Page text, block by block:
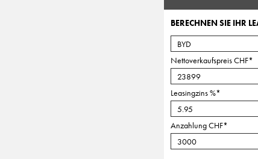
BERECHNEN SIE IHR
Nettoverkaufspreis CHF*
Leasingzins %*
Anzahlung CHF*